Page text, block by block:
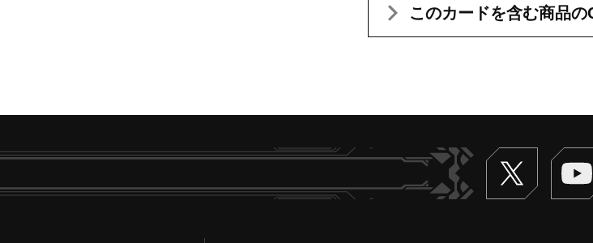
このカードを含む商品の
Twitter